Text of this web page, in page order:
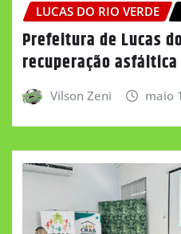
LUCAS DO RIO VERDE
Prefeitura de Lucas
recuperação
Vilson Zeni maio